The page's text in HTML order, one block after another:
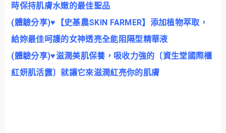
時保持肌膚水嫩的最佳聖品
(體驗分享)♥【史基農SKIN FARMER】添加植物萃取，
給妳最佳呵護的女神透亮全能阻隔型精華液
(體驗分享)♥滋潤美肌保養，吸收力強的〔資生堂國際櫃
紅妍肌活露〕就讓它來滋潤紅亮你的肌膚